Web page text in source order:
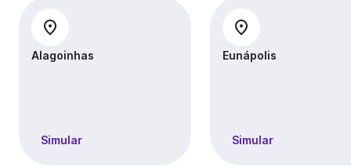
Alagoinhas
Simular
Eunápolis
Simular